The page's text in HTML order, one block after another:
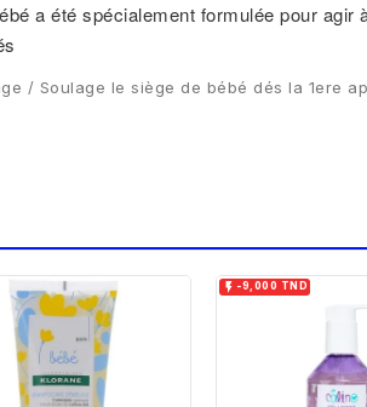
a été spécialement formulée pour agir
/ Soulage le siège de bébé dés la 1ere
 -9,000 TND